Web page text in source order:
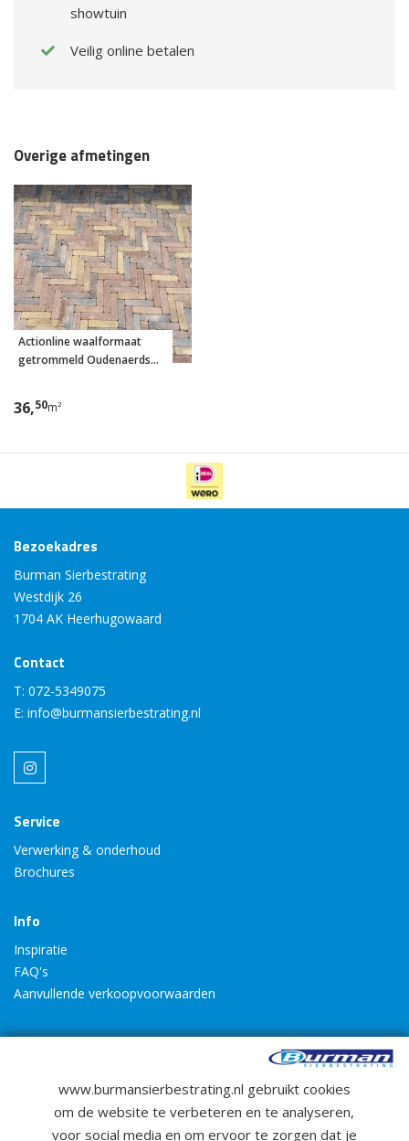
showtuin
Veilig online betalen
Overige afmetingen
Actionline waalformaat
getrommeld Oudenaerds
36,50m²
Bezoekadres
Burman Sierbestrating
Westdijk 26
1704 AK Heerhugowaard
Contact
T: 072-5349075
E: info@burmansierbestrating.nl
Service
Verwerking & onderhoud
Brochures
Info
Inspiratie
FAQ's
Aanvullende verkoopvoorwaarden
4.6 Bekijk beoordelingen
www.burmansierbestrating.nl gebruikt cookies
om de website te verbeteren en te analyseren,
voor social media en om ervoor te zorgen dat je